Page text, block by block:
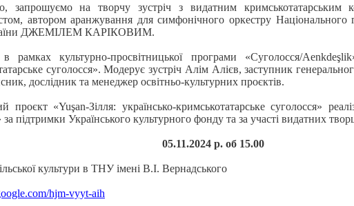
запрошуємо на творчу зустріч з видатним кримськотатарським
автором аранжування для симфонічного оркестру
ДЖЕМІЛЕМ КАРІКОВИМ.
в рамках культурно-просвітницької програми «Суголосся/
суголосся». Модерує зустріч Алім Алієв, заступник
дослідник та менеджер освітньо-культурних проєктів.
проєкт «Yuşan-Зілля: українсько-кримськотатарське суголосся»
підтримки Українського культурного фонду та за участі видатних
05.11.2024 р. об 15.00
культури в ТНУ імені В.І. Вернадського
hjm-vyyt-aih